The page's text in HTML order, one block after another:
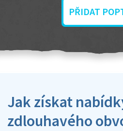
PŘIDAT
Jak získat
zdlouhavého